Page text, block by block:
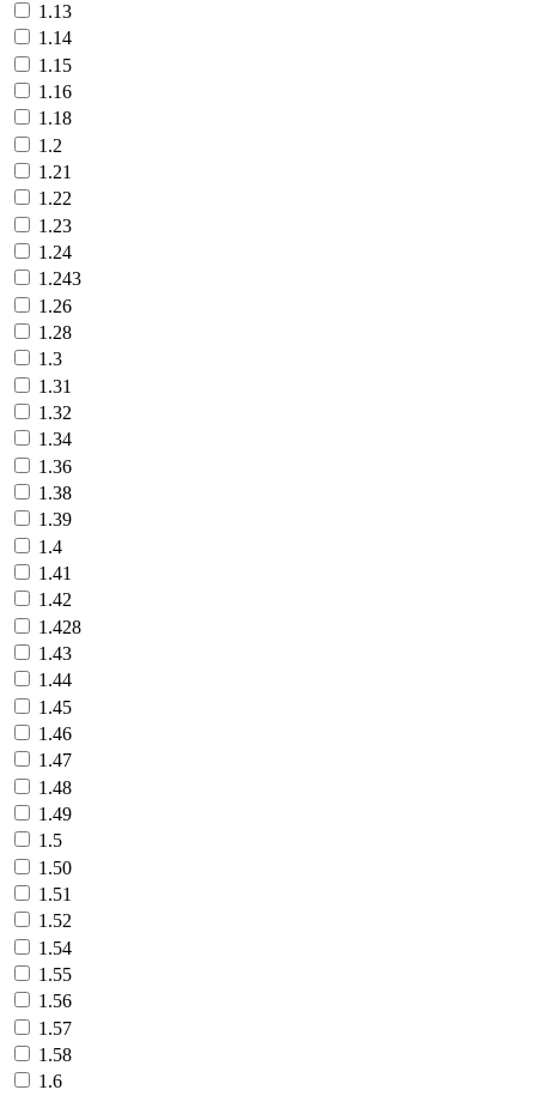
1.13
1.14
1.15
1.16
1.18
1.2
1.21
1.22
1.23
1.24
1.243
1.26
1.28
1.3
1.31
1.32
1.34
1.36
1.38
1.39
1.4
1.41
1.42
1.428
1.43
1.44
1.45
1.46
1.47
1.48
1.49
1.5
1.50
1.51
1.52
1.54
1.55
1.56
1.57
1.58
1.6